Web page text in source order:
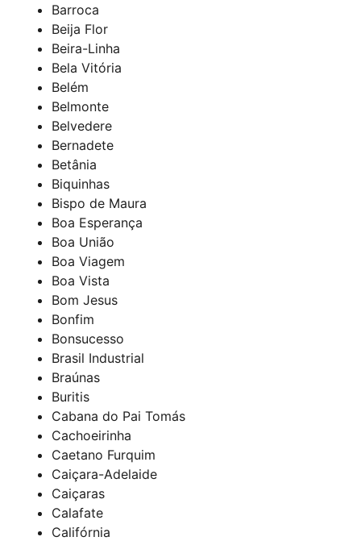
Barroca
Beija Flor
Beira-Linha
Bela Vitória
Belém
Belmonte
Belvedere
Bernadete
Betânia
Biquinhas
Bispo de Maura
Boa Esperança
Boa União
Boa Viagem
Boa Vista
Bom Jesus
Bonfim
Bonsucesso
Brasil Industrial
Braúnas
Buritis
Cabana do Pai Tomás
Cachoeirinha
Caetano Furquim
Caiçara-Adelaide
Caiçaras
Calafate
Califórnia